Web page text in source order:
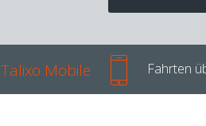
Talixo Mobile Fahrten